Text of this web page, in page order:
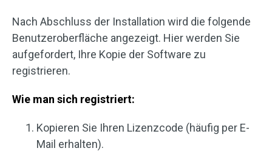
Nach Abschluss der Installation wird die folgende
Benutzeroberfläche angezeigt. Hier werden Sie
aufgefordert, Ihre Kopie der Software zu
registrieren.
Wie man sich registriert:
Kopieren Sie Ihren Lizenzcode (häufig per E-
Mail erhalten).